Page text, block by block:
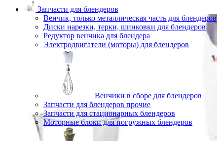
Запчасти для блендеров
Венчик, только металлическая часть для блендеров
Диски нарезки, терки, шинковки для блендеров
Редуктор венчика для блендера
Электродвигатели (моторы) для блендеров
Венчики в сборе для блендеров
Запчасти для блендеров прочие
Запчасти для стационарных блендеров
Моторные блоки для погружных блендеров